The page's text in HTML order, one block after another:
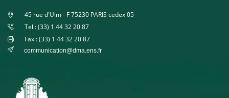
45 rue d'Ulm - F 75230 PARIS cedex 05
Tel : (33) 1 44 32 20 87
Fax : (33) 1 44 32 20 87
communication@dma.ens.fr